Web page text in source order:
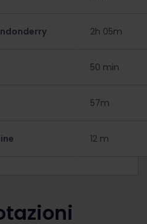
2h 05m
50 min
57m
12 m